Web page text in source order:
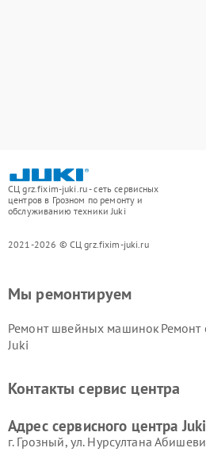
СЦ grz.fixim-juki.ru - сеть сервисных
центров в Грозном по ремонту и
обслуживанию техники Juki
2021-2026 © СЦ grz.fixim-juki.ru
Мы ремонтируем
Ремонт швейных машинок
Juki
Ремонт
Контакты сервис центра
Адрес сервисного центра
г. Грозный, ул. Нурсултана